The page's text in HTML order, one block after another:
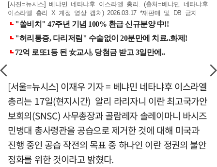
[사진=뉴시스] 베냐민 네타냐후 이스라엘 총리. (출처=베냐민 네타냐후
이스라엘 총리 X 계정 영상 캡처) 2026.03.17 *재판매 및 DB 금지
[서울=뉴시스] 이재우 기자 = 베냐민 네타냐후 이스라엘
총리는 17일(현지시간) 알리 라리자니 이란 최고국가안
보회의(SNSC) 사무총장과 골람레자 솔레이마니 바시즈
민병대 총사령관을 공습으로 제거한 것에 대해 미국과
진행 중인 공습 작전의 목표 중 하나인 이란 정권의 불안
정화를 위한 것이라고 밝혔다.